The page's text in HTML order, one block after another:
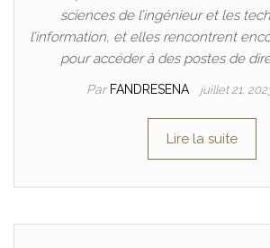
sciences de l’ingénieur et les
l’information, et elles rencontrent
pour accéder à des postes de
Par FANDRESENA juillet 21,
Lire la suite